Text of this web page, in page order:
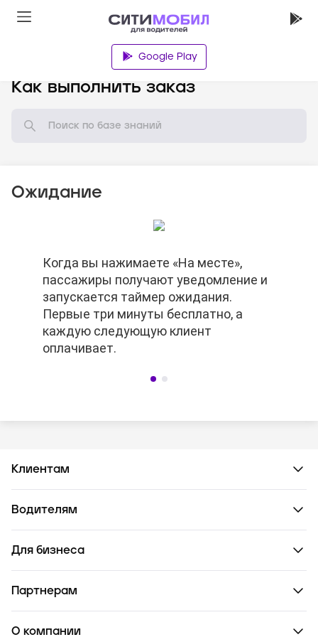
Google Play
Как выполнить заказ
Ожидание
По окончании бесплатного времени
ожидания Вы можете отменить заказ.
Баллы автораздачи не спишутся.
Когда вы нажимаете «На месте»,
пассажиры получают уведомление и
запускается таймер ожидания.
Первые три минуты бесплатно, а
каждую следующую клиент
оплачивает.
По окончании бесплатного времени
ожидания Вы можете отменить заказ.
Баллы автораздачи не спишутся.
Когда вы нажимаете «На месте»,
пассажиры получают уведомление и
запускается таймер ожидания.
Первые три минуты бесплатно, а
каждую следующую клиент
оплачивает.
Клиентам
Водителям
Для бизнеса
Партнерам
О компании